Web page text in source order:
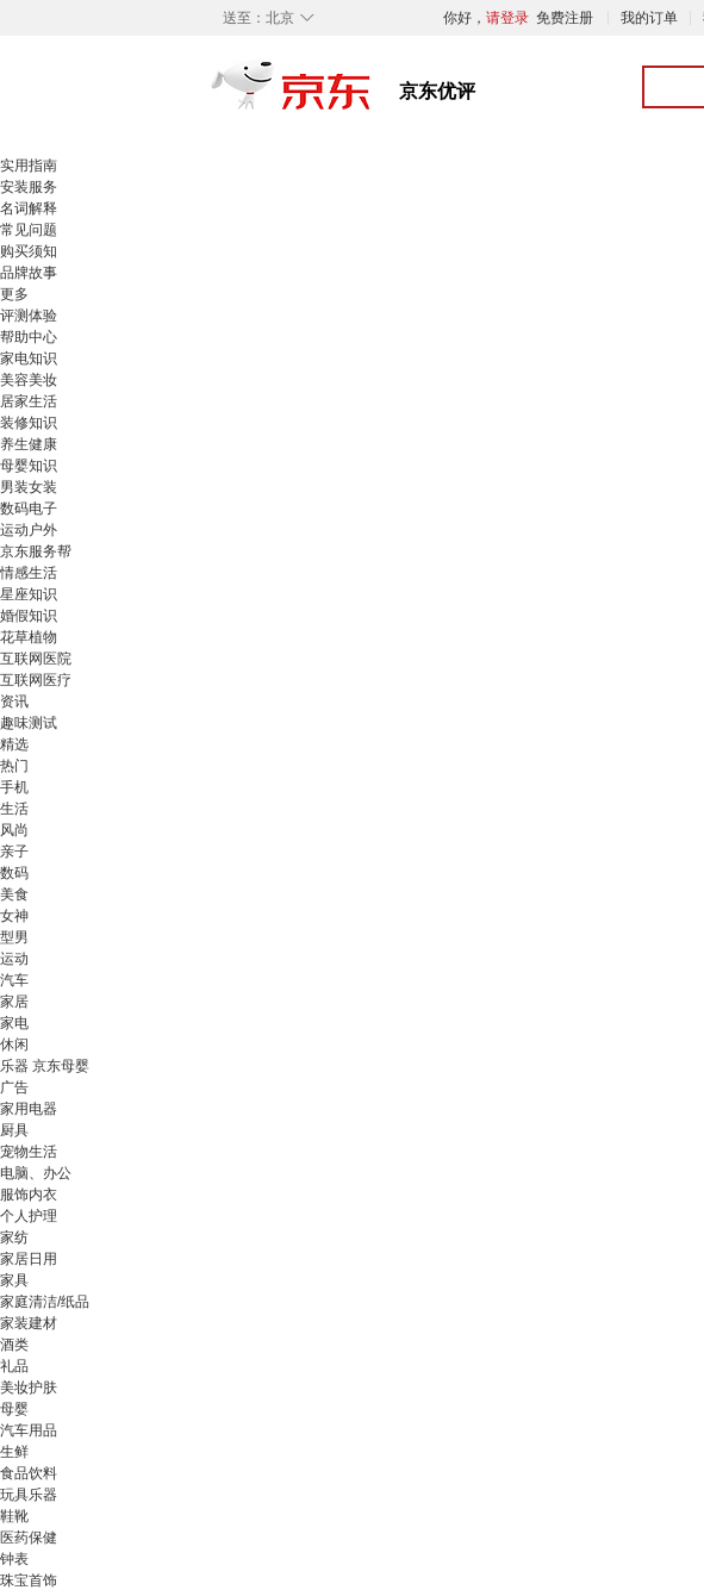
◇
送至： 北京 你好， 请登录 免费注册 我的订单
实用指南
安装服务
名词解释
常见问题
购买须知
品牌故事
更多
评测体验
帮助中心
家电知识
美容美妆
居家生活
装修知识
养生健康
母婴知识
男装女装
数码电子
运动户外
京东服务帮
情感生活
星座知识
婚假知识
花草植物
互联网医院
互联网医疗
资讯
趣味测试
精选
热门
手机
生活
风尚
亲子
数码
美食
女神
型男
运动
汽车
家居
家电
休闲
乐器 京东母婴
广告
家用电器
厨具
宠物生活
电脑、办公
服饰内衣
个人护理
家纺
家居日用
家具
家庭清洁/纸品
家装建材
酒类
礼品
美妆护肤
母婴
汽车用品
生鲜
食品饮料
玩具乐器
鞋靴
医药保健
钟表
珠宝首饰